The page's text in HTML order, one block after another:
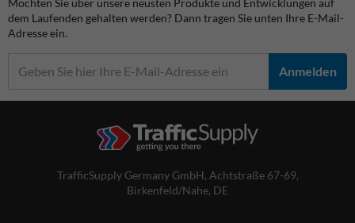
dem Laufenden gehalten werden? Dann tragen Sie unten Ihre E-Mail-
Adresse ein.
Anmelden
TrafficSupply Germany GmbH, Achtstraße 67-69,
Birkenfeld/Nahe, DE